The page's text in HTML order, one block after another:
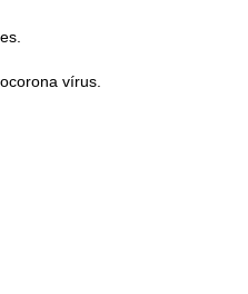
vírus.